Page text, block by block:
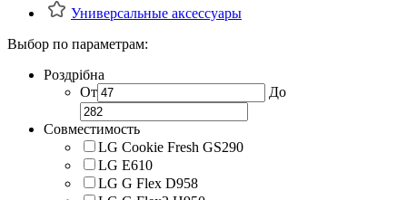
Универсальные аксессуары
Выбор по параметрам:
Роздрібна
От
До
Совместимость
LG Cookie Fresh GS290
LG E610
LG G Flex D958